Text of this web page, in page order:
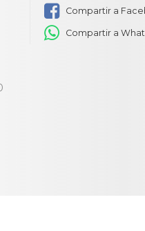
Compartir a
Compartir a